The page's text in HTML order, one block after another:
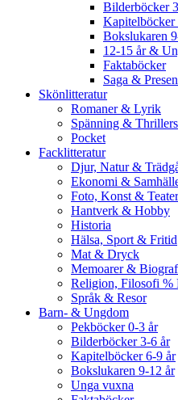
Bilderböcker
Kapitelböcker
Bokslukaren
12-15 år &
Faktaböcker
Saga &
Skönlitteratur
Romaner & Lyrik
Spänning & Thrillers
Pocket
Facklitteratur
Djur, Natur &
Ekonomi &
Foto, Konst & Teater
Hantverk & Hobby
Historia
Hälsa, Sport & Fritid
Mat & Dryck
Memoarer &
Religion, Filosofi %
Språk & Resor
Barn- & Ungdom
Pekböcker 0-3 år
Bilderböcker 3-6 år
Kapitelböcker 6-9 år
Bokslukaren 9-12 år
Unga vuxna